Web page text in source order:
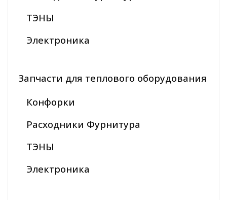
ТЭНЫ
Электроника
Запчасти для теплового оборудования
Конфорки
Расходники Фурнитура
ТЭНЫ
Электроника